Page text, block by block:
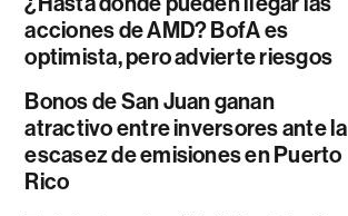
acciones de AMD? BofA es
optimista, pero advierte riesgos
Bonos de San Juan ganan
atractivo entre inversores ante la
escasez de emisiones en Puerto
Rico